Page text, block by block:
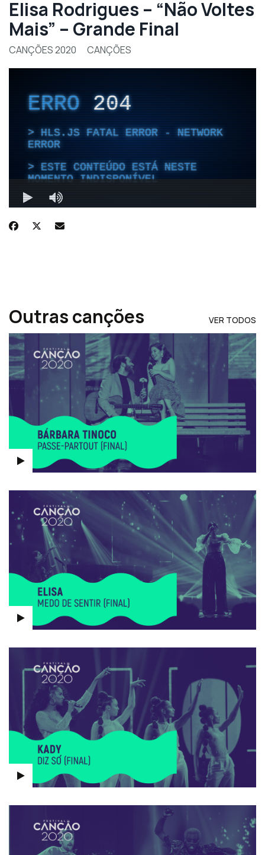
Elisa Rodrigues – “Não Voltes
Mais” – Grande Final
CANÇÕES 2020 CANÇÕES
Outras canções VER TODOS